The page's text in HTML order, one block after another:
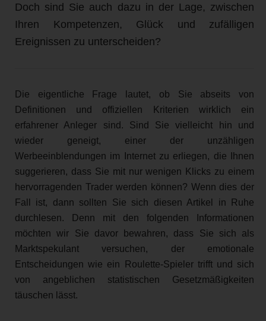
Doch sind Sie auch dazu in der Lage, zwischen
Ihren Kompetenzen, Glück und zufälligen
Ereignissen zu unterscheiden?
Die eigentliche Frage lautet, ob Sie abseits von
Definitionen und offiziellen Kriterien wirklich ein
erfahrener Anleger sind. Sind Sie vielleicht hin und
wieder geneigt, einer der unzähligen
Werbeeinblendungen im Internet zu erliegen, die Ihnen
suggerieren, dass Sie mit nur wenigen Klicks zu einem
hervorragenden Trader werden können? Wenn dies der
Fall ist, dann sollten Sie sich diesen Artikel in Ruhe
durchlesen. Denn mit den folgenden Informationen
möchten wir Sie davor bewahren, dass Sie sich als
Marktspekulant versuchen, der emotionale
Entscheidungen wie ein Roulette-Spieler trifft und sich
von angeblichen statistischen Gesetzmäßigkeiten
täuschen lässt.